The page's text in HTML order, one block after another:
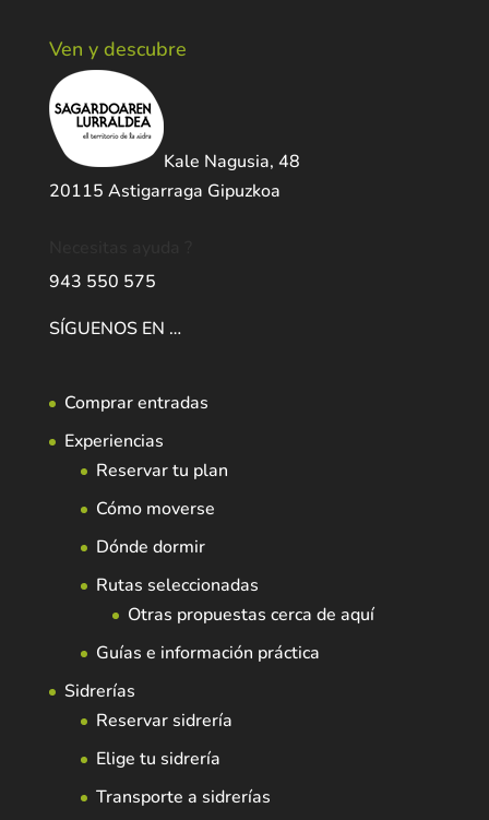
Ven y descubre
Kale Nagusia, 48
20115 Astigarraga Gipuzkoa
943 550 575
SÍGUENOS EN …
Comprar entradas
Experiencias
Reservar tu plan
Cómo moverse
Dónde dormir
Rutas seleccionadas
Otras propuestas cerca de aquí
Guías e información práctica
Sidrerías
Reservar sidrería
Elige tu sidrería
Transporte a sidrerías